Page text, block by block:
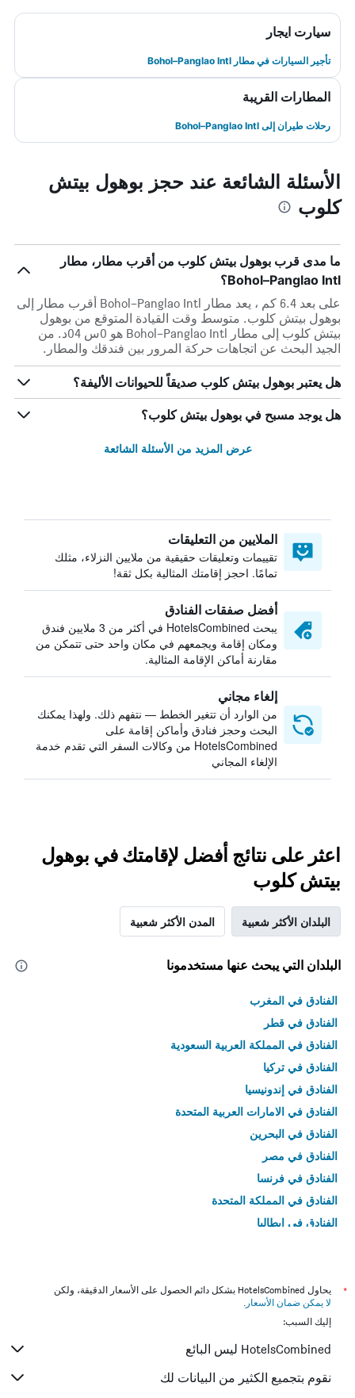
سيارت ايجار
تأجير السيارات في مطار Bohol–Panglao Intl
المطارات القريبة
رحلات طيران إلى Bohol–Panglao Intl
الأسئلة الشائعة عند حجز بوهول بيتش
كلوب
ما مدى قرب بوهول بيتش كلوب من أقرب مطار، مطار
Bohol–Panglao Intl؟
على بعد 6.4 كم ، يعد مطار Bohol–Panglao Intl أقرب مطار إلى
بوهول بيتش كلوب. متوسط وقت القيادة المتوقع من بوهول
بيتش كلوب إلى مطار Bohol–Panglao Intl هو 0س 04د. من
الجيد البحث عن اتجاهات حركة المرور بين فندقك والمطار.
هل يعتبر بوهول بيتش كلوب صديقاً للحيوانات الأليفة؟
هل يوجد مسبح في بوهول بيتش كلوب؟
عرض المزيد من الأسئلة الشائعة
الملايين من التعليقات
تقييمات وتعليقات حقيقية من ملايين النزلاء، مثلك
تمامًا. احجز إقامتك المثالية بكل ثقة!
أفضل صفقات الفنادق
يبحث HotelsCombined في أكثر من 3 ملايين فندق
ومكان إقامة ويجمعهم في مكان واحد حتى تتمكن من
مقارنة أماكن الإقامة المثالية.
إلغاء مجاني
من الوارد أن تتغير الخطط — نتفهم ذلك. ولهذا يمكنك
البحث وحجز فنادق وأماكن إقامة على
HotelsCombined من وكالات السفر التي تقدم خدمة
الإلغاء المجاني
اعثر على نتائج أفضل لإقامتك في بوهول
بيتش كلوب
البلدان الأكثر شعبية المدن الأكثر شعبية
البلدان التي يبحث عنها مستخدمونا
الفنادق في المغرب
الفنادق في قطر
الفنادق في المملكة العربية السعودية
الفنادق في تركيا
الفنادق في إندونيسيا
الفنادق في الامارات العربية المتحدة
الفنادق في البحرين
الفنادق في مصر
الفنادق في فرنسا
الفنادق في المملكة المتحدة
الفنادق في إيطاليا
*
يحاول HotelsCombined بشكل دائم الحصول على الأسعار الدقيقة، ولكن
لا يمكن ضمان الأسعار .
إليك السبب:
HotelsCombined ليس البائع
نقوم بتجميع الكثير من البيانات لك